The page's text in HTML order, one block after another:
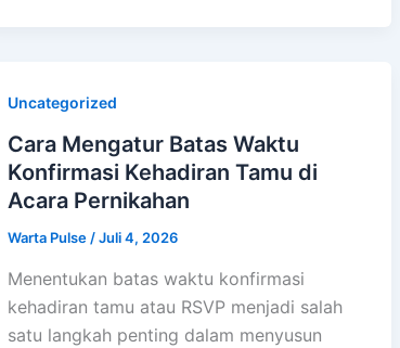
Uncategorized
Cara Mengatur Batas Waktu
Konfirmasi Kehadiran Tamu di
Acara Pernikahan
Warta Pulse /Juli 4, 2026
Menentukan batas waktu konfirmasi
kehadiran tamu atau RSVP menjadi salah
satu langkah penting dalam menyusun